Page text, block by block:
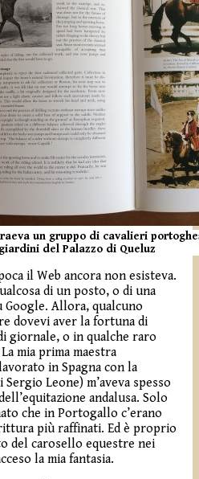
un gruppo di cavalieri
del Palazzo di Queluz
il Web ancora non esisteva.
di un posto, o di una
Google. Allora, qualcuno
dovevi aver la fortuna di
giornale, o in qualche raro
mia prima maestra
in Spagna con la
Leone) m’aveva spesso
andalusa. Solo
che in Portogallo c’erano
più raffinati. Ed è proprio
del carosello equestre nei
la mia fantasia.